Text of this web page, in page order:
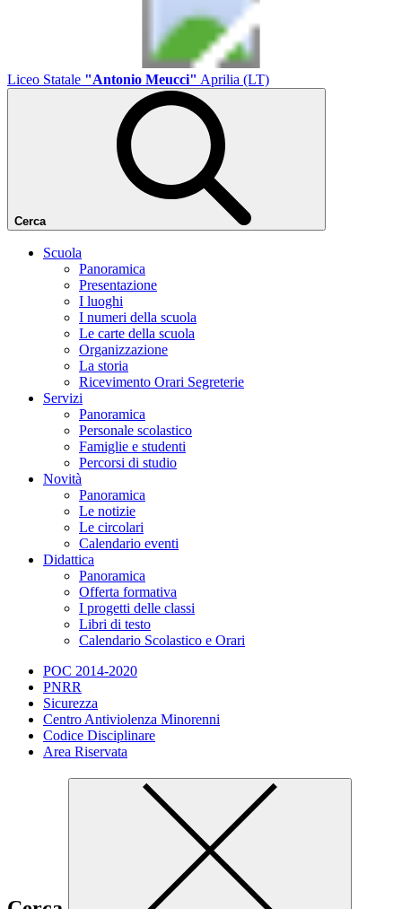
Liceo Statale "Antonio Meucci" Aprilia (LT)
Cerca
Scuola
Panoramica
Presentazione
I luoghi
I numeri della scuola
Le carte della scuola
Organizzazione
La storia
Ricevimento Orari Segreterie
Servizi
Panoramica
Personale scolastico
Famiglie e studenti
Percorsi di studio
Novità
Panoramica
Le notizie
Le circolari
Calendario eventi
Didattica
Panoramica
Offerta formativa
I progetti delle classi
Libri di testo
Calendario Scolastico e Orari
POC 2014-2020
PNRR
Sicurezza
Centro Antiviolenza Minorenni
Codice Disciplinare
Area Riservata